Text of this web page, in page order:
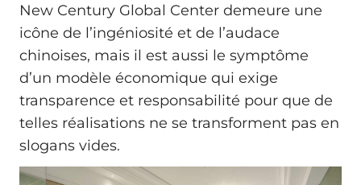
New Century Global Center demeure une
icône de l’ingéniosité et de l’audace
chinoises, mais il est aussi le symptôme
d’un modèle économique qui exige
transparence et responsabilité pour que de
telles réalisations ne se transforment pas en
slogans vides.